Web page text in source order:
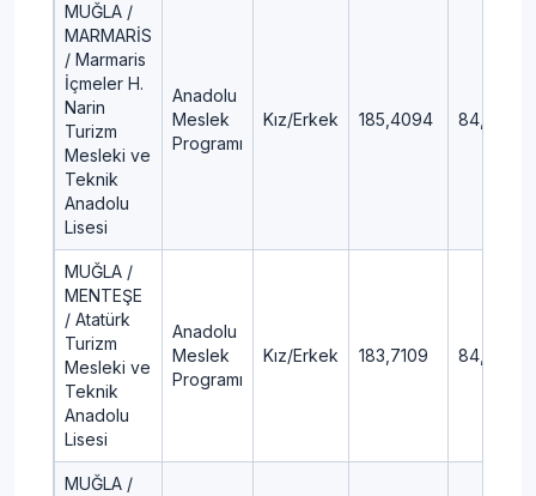
MUĞLA /
MARMARİS
/ Marmaris
İçmeler H.
Narin
Turizm
Mesleki ve
Teknik
Anadolu
Lisesi
Anadolu
Meslek
Programı
Kız/Erkek 185,4094 84,58
MUĞLA /
MENTEŞE
/ Atatürk
Turizm
Mesleki ve
Teknik
Anadolu
Lisesi
Anadolu
Meslek
Programı
Kız/Erkek 183,7109 84,89
MUĞLA /